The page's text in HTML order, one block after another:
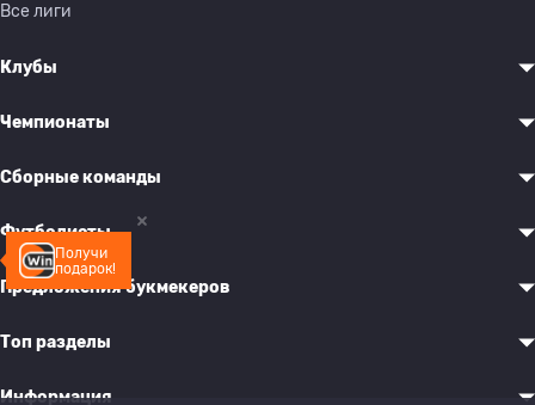
Получи
подарок!
Все лиги
Клубы
Чемпионаты
Сборные команды
Футболисты
Предложения букмекеров
Топ разделы
Информация